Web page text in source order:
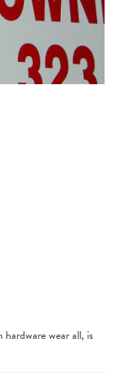
wear all, is